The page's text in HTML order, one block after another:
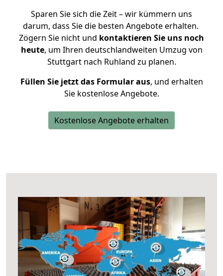
Sparen Sie sich die Zeit – wir kümmern uns
darum, dass Sie die besten Angebote erhalten.
Zögern Sie nicht und kontaktieren Sie uns noch
heute, um Ihren deutschlandweiten Umzug von
Stuttgart nach Ruhland zu planen.
Füllen Sie jetzt das Formular aus, und erhalten
Sie kostenlose Angebote.
Kostenlose Angebote erhalten